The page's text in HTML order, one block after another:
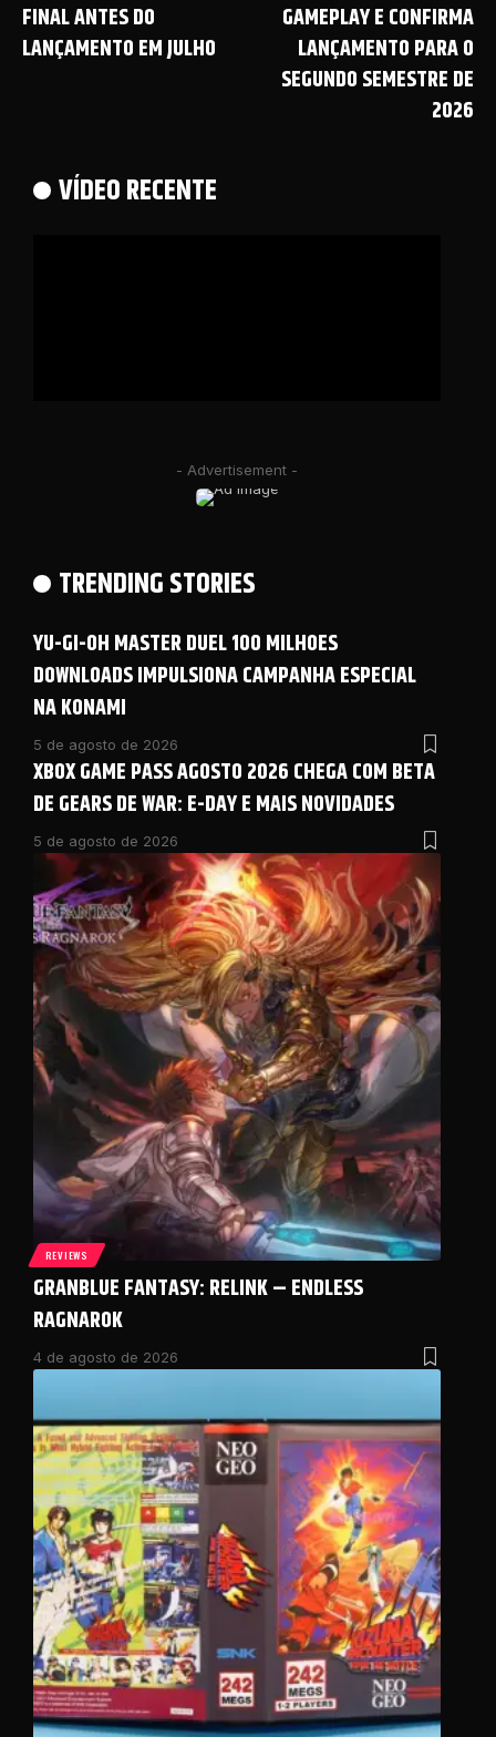
FINAL ANTES DO
LANÇAMENTO EM JULHO
GAMEPLAY E CONFIRMA
LANÇAMENTO PARA O
SEGUNDO SEMESTRE DE
2026
VÍDEO RECENTE
- Advertisement -
TRENDING STORIES
YU-GI-OH MASTER DUEL 100 MILHOES
DOWNLOADS IMPULSIONA CAMPANHA ESPECIAL
NA KONAMI
5 de agosto de 2026
XBOX GAME PASS AGOSTO 2026 CHEGA COM BETA
DE GEARS DE WAR: E-DAY E MAIS NOVIDADES
5 de agosto de 2026
REVIEWS
GRANBLUE FANTASY: RELINK – ENDLESS
RAGNAROK
4 de agosto de 2026